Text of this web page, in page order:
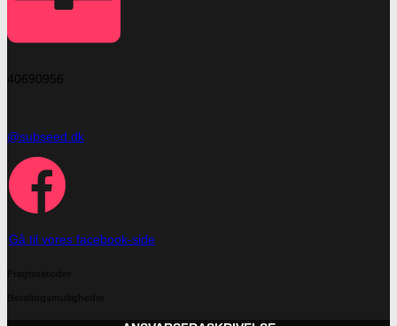
40690956
@subseed.dk
Gå til vores facebook-side